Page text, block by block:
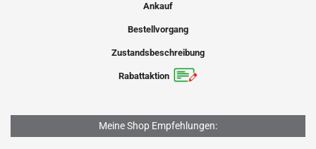
Ankauf
Bestellvorgang
Zustandsbeschreibung
Rabattaktion
Meine Shop Empfehlungen: